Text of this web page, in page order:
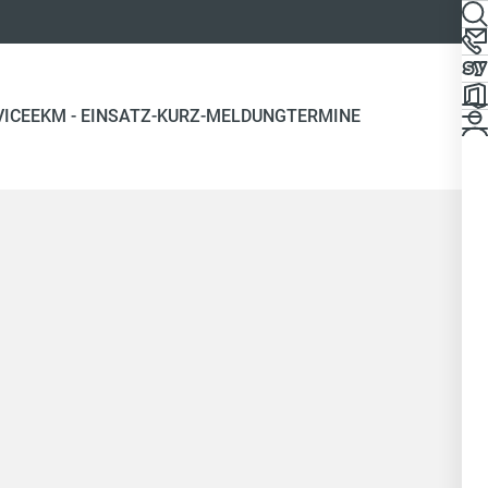
EKM - EINSATZ-KURZ-MELDUNGTERMINE